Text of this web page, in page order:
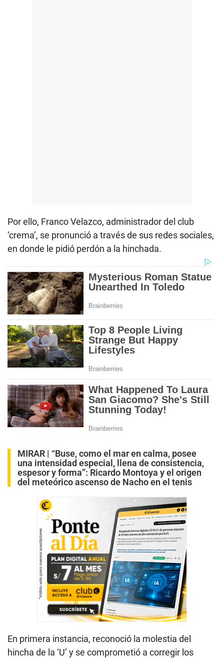
Por ello, Franco Velazco, administrador del club
‘crema’, se pronunció a través de sus redes sociales,
en donde le pidió perdón a la hinchada.
MIRAR | “Buse, como el mar en calma, posee
una intensidad especial, llena de consistencia,
espesor y forma”: Ricardo Montoya y el origen
del meteórico ascenso de Nacho en el tenis
En primera instancia, reconoció la molestia del
hincha de la ‘U’ y se comprometió a corregir los